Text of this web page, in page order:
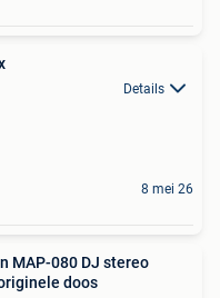
Details
8 mei 26
MAP-080 DJ stereo
doos